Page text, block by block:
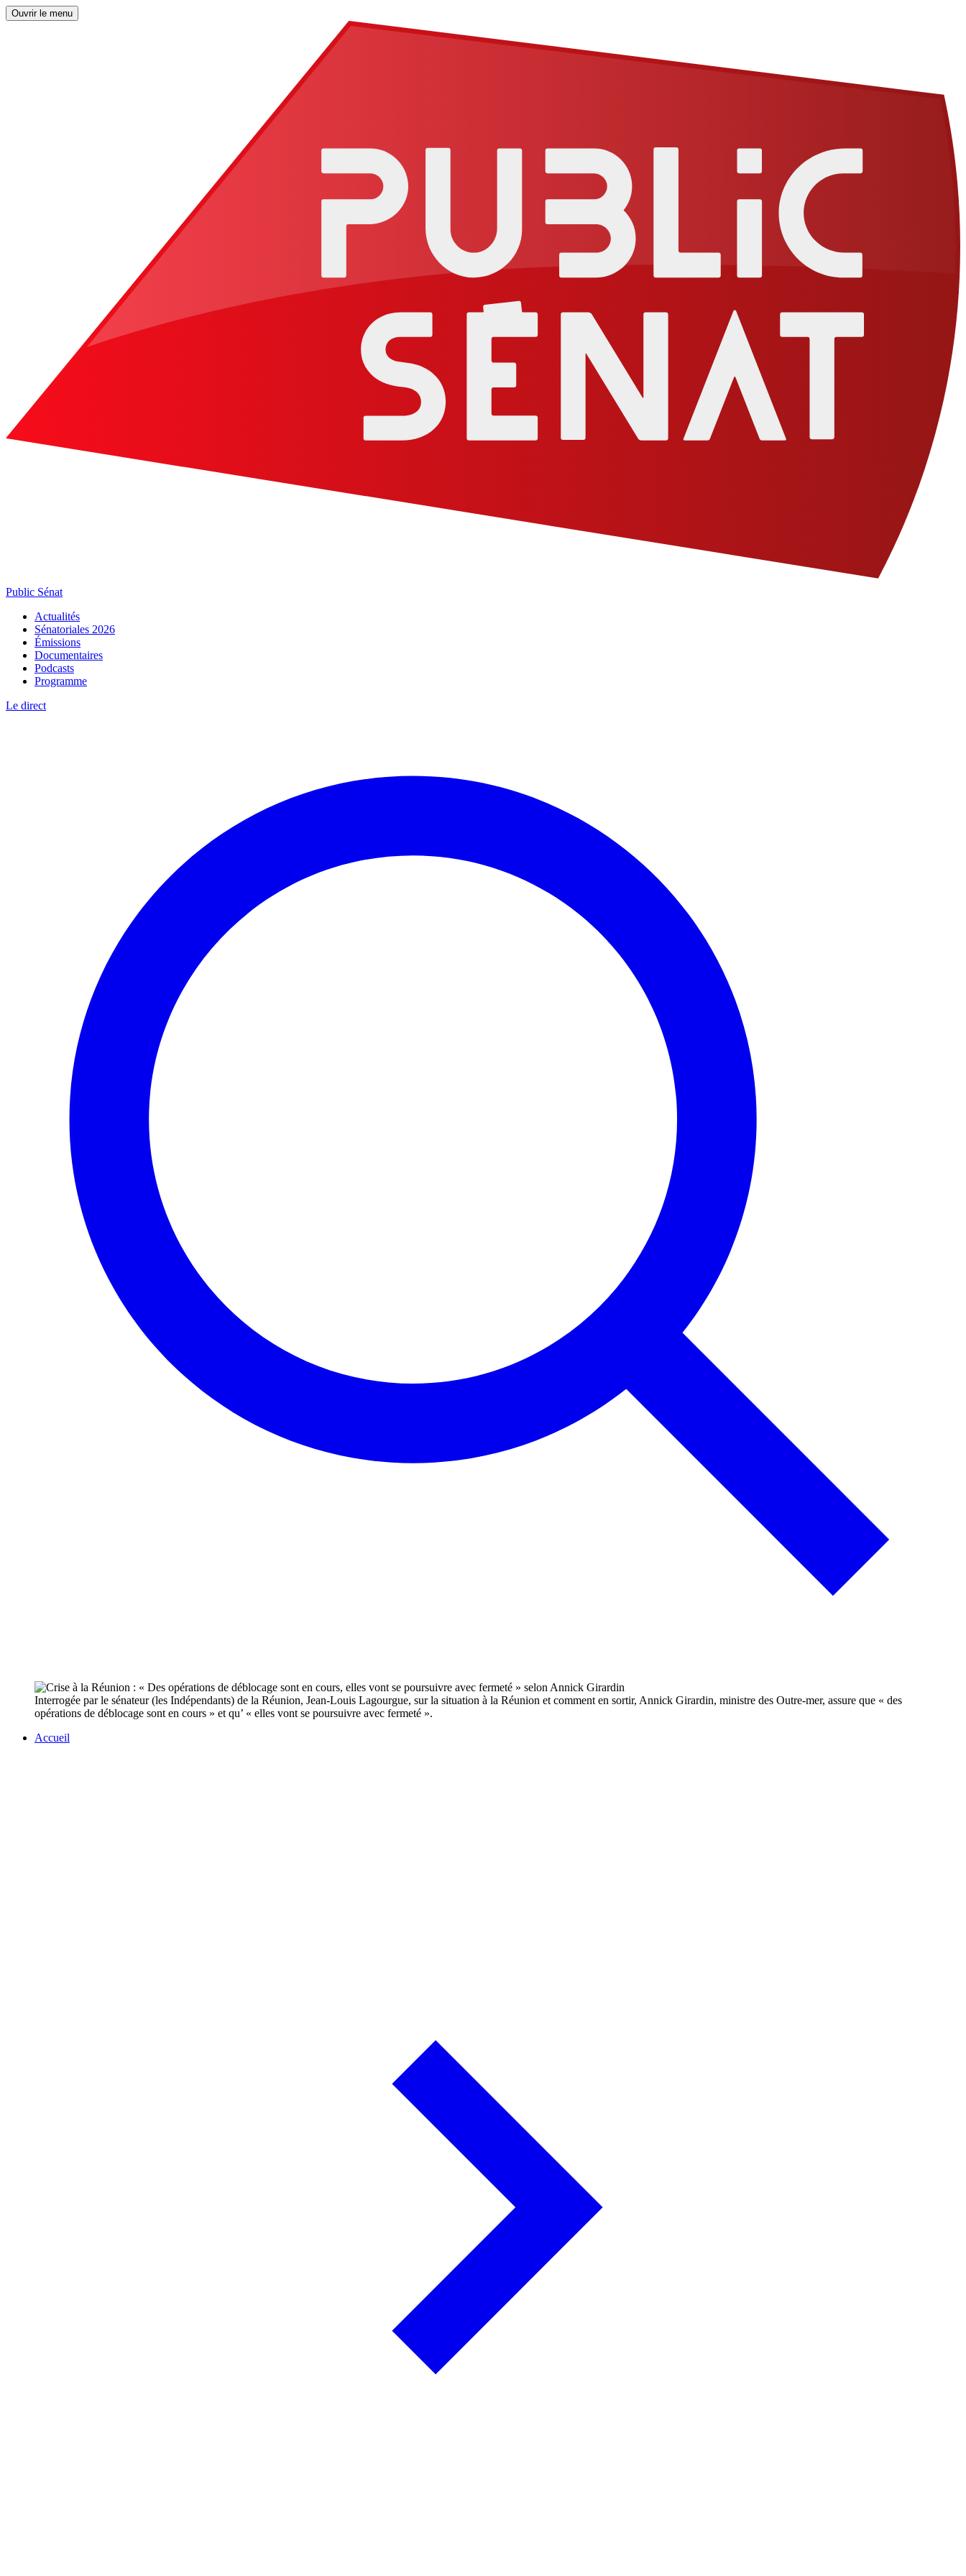
Ouvrir le menu
Public Sénat
Actualités
Sénatoriales 2026
Émissions
Documentaires
Podcasts
Programme
Le direct
Interrogée par le sénateur (les Indépendants) de la Réunion, Jean-Louis Lagourgue, sur la situation à la Réunion et comment en sortir, Annick Girardin, ministre des Outre-mer, assure que « des
opérations de déblocage sont en cours » et qu’ « elles vont se poursuivre avec fermeté ».
Accueil